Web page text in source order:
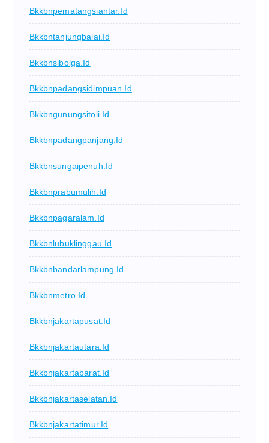
Bkkbnpematangsiantar.id
Bkkbntanjungbalai.id
Bkkbnsibolga.id
Bkkbnpadangsidimpuan.id
Bkkbngunungsitoli.id
Bkkbnpadangpanjang.id
Bkkbnsungaipenuh.id
Bkkbnprabumulih.id
Bkkbnpagaralam.id
Bkkbnlubuklinggau.id
Bkkbnbandarlampung.id
Bkkbnmetro.id
Bkkbnjakartapusat.id
Bkkbnjakartautara.id
Bkkbnjakartabarat.id
Bkkbnjakartaselatan.id
Bkkbnjakartatimur.id